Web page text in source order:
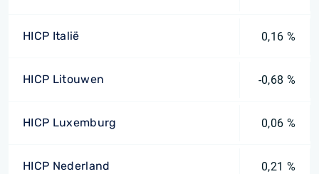
HICP Italië 0,16 %
HICP Litouwen -0,68 %
HICP Luxemburg 0,06 %
HICP Nederland 0,21 %